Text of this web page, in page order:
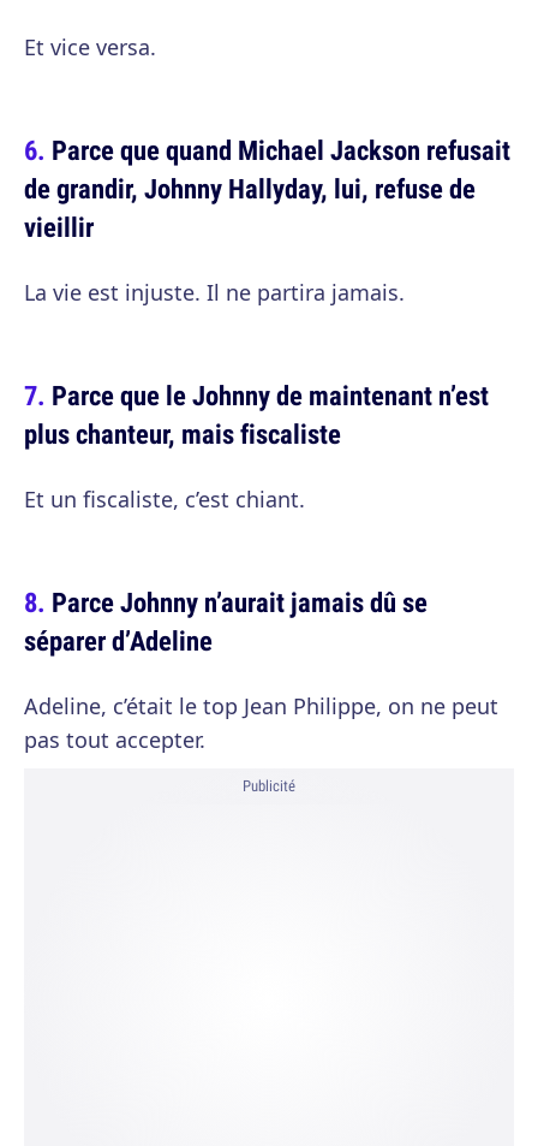
Et vice versa.
Parce que quand Michael Jackson refusait
de grandir, Johnny Hallyday, lui, refuse de
vieillir
La vie est injuste. Il ne partira jamais.
Parce que le Johnny de maintenant n’est
plus chanteur, mais fiscaliste
Et un fiscaliste, c’est chiant.
Parce Johnny n’aurait jamais dû se
séparer d’Adeline
Adeline, c’était le top Jean Philippe, on ne peut
pas tout accepter.
Publicité